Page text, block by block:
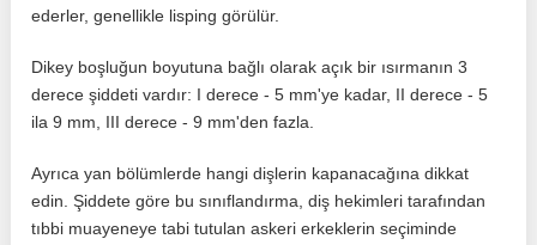
ederler, genellikle lisping görülür.
Dikey boşluğun boyutuna bağlı olarak açık bir ısırmanın 3
derece şiddeti vardır: I derece - 5 mm'ye kadar, II derece - 5
ila 9 mm, III derece - 9 mm'den fazla.
Ayrıca yan bölümlerde hangi dişlerin kapanacağına dikkat
edin. Şiddete göre bu sınıflandırma, diş hekimleri tarafından
tıbbi muayeneye tabi tutulan askeri erkeklerin seçiminde